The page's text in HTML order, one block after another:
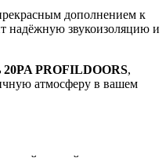
дополнением к
надёжную звукоизоляцию и
PROFILDOORS,
атмосферу в вашем